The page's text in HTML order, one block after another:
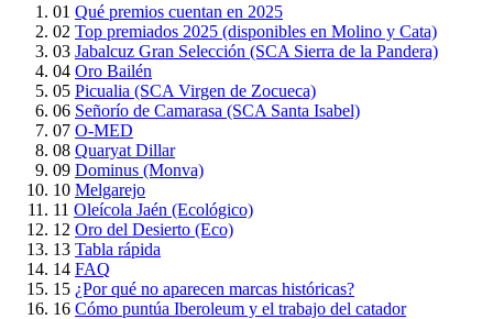
01 Qué premios cuentan en 2025
02 Top premiados 2025 (disponibles en Molino y Cata)
03 Jabalcuz Gran Selección (SCA Sierra de la Pandera)
04 Oro Bailén
05 Picualia (SCA Virgen de Zocueca)
06 Señorío de Camarasa (SCA Santa Isabel)
07 O-MED
08 Quaryat Dillar
09 Dominus (Monva)
10 Melgarejo
11 Oleícola Jaén (Ecológico)
12 Oro del Desierto (Eco)
13 Tabla rápida
14 FAQ
15 ¿Por qué no aparecen marcas históricas?
16 Cómo puntúa Iberoleum y el trabajo del catador